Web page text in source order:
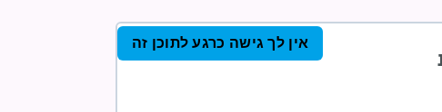
אין לך גישה כרגע לתוכן זה